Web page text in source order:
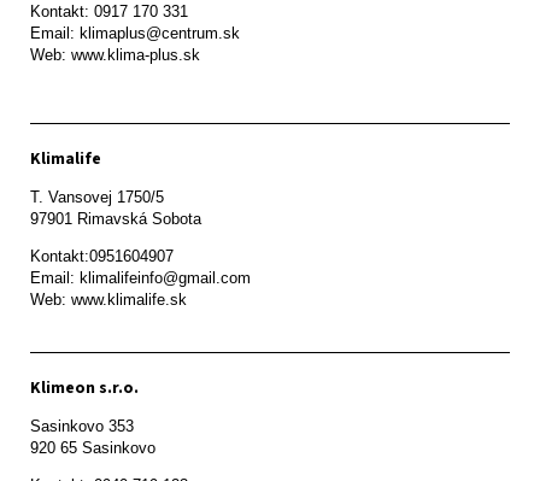
Kontakt: 0917 170 331
Email: klimaplus@centrum.sk
Klimalife
T. Vansovej 1750/5
97901 Rimavská Sobota
Kontakt:0951604907
Email: klimalifeinfo@gmail.com
Web: www.klimalife.sk
Klimeon s.r.o.
Sasinkovo 353
920 65 Sasinkovo